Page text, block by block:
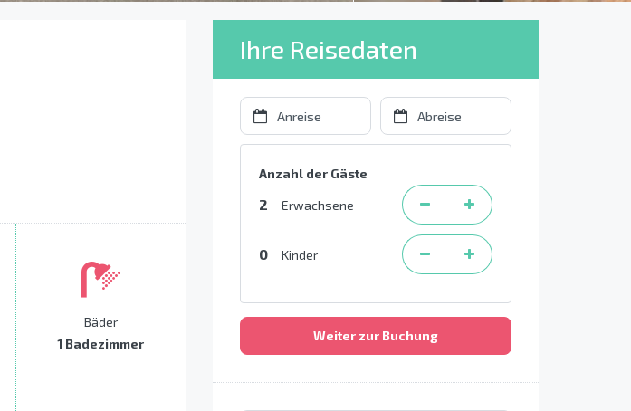
Bäder
1 Badezimmer
Ihre Reisedaten
Anzahl der Gäste
2 Erwachsene
0 Kinder
Weiter zur Buchung